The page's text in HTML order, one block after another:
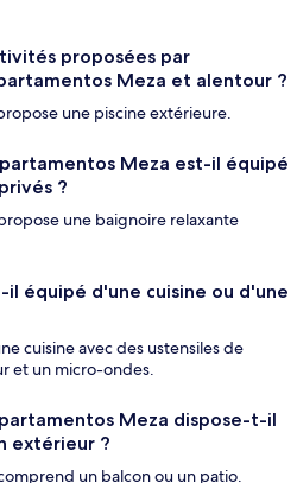
proposées par
Meza et alentour ?
une piscine extérieure.
Meza est-il équipé
?
une baignoire relaxante
équipé d'une cuisine ou d'une
cuisine avec des ustensiles de
et un micro-ondes.
Meza dispose-t-il
extérieur ?
un balcon ou un patio.